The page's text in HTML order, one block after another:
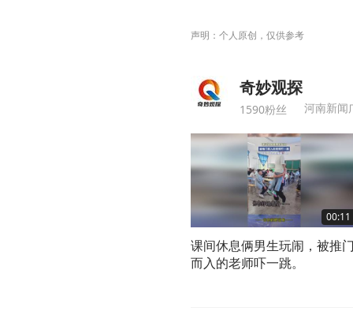
声明：个人原创，仅供参考
奇妙观探
1590粉丝 河南新闻
00:11
课间休息俩男生玩闹，被推
而入的老师吓一跳。